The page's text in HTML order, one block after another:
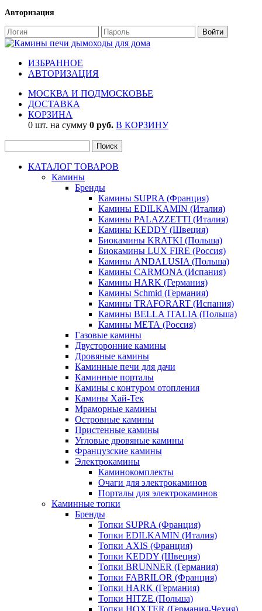
Авторизация
ИЗБРАННОЕ
АВТОРИЗАЦИЯ
МОСКВА И ПОДМОСКОВЬЕ
ДОСТАВКА
КОРЗИНА
0 шт. на сумму 0 руб. В КОРЗИНУ
КАТАЛОГ ТОВАРОВ
Камины
Бренды
Камины SUPRA (Франция)
Камины EDILKAMIN (Италия)
Камины PALAZZETTI (Италия)
Камины KEDDY (Швеция)
Биокамины KRATKI (Польша)
Биокамины LUX FIRE (Россия)
Камины ANDALUSIA (Польша)
Камины CARMONA (Испания)
Камины HARK (Германия)
Камины Schmid (Германия)
Камины TRAFORART (Испания)
Камины BELLA ITALIA (Польша)
Камины МЕТА (Россия)
Газовые камины
Двусторонние камины
Дровяные камины
Каминные печи для дачи
Каминные порталы
Камины с контуром отопления
Камины Хай-Тек
Мраморные камины
Островные камины
Пристенные камины
Угловые дровяные камины
Французские камины
Электрокамины
Каминокомплекты
Очаги для электрокаминов
Порталы для электрокаминов
Каминные топки
Бренды
Топки SUPRA (Франция)
Топки EDILKAMIN (Италия)
Топки AXIS (Франция)
Топки KEDDY (Швеция)
Топки BRUNNER (Германия)
Топки FABRILOR (Франция)
Топки HARK (Германия)
Топки HITZE (Польша)
Топки HOXTER (Германия-Чехия)